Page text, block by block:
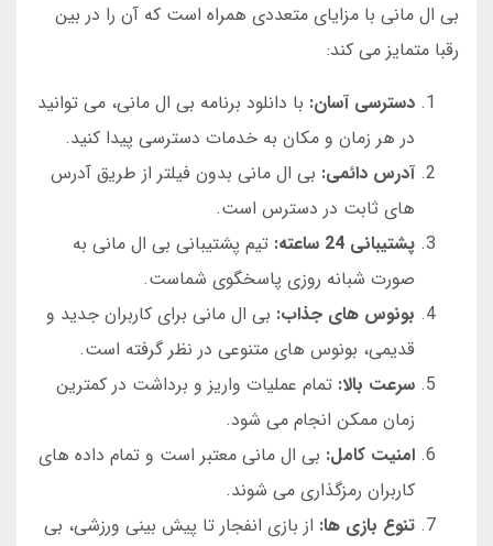
بی ال مانی با مزایای متعددی همراه است که آن را در بین
رقبا متمایز می کند:
دسترسی آسان: با دانلود برنامه بی ال مانی، می توانید
در هر زمان و مکان به خدمات دسترسی پیدا کنید.
آدرس دائمی: بی ال مانی بدون فیلتر از طریق آدرس
های ثابت در دسترس است.
پشتیبانی 24 ساعته:
تیم پشتیبانی بی ال مانی به
صورت شبانه روزی پاسخگوی شماست.
بونوس های جذاب: بی ال مانی برای کاربران جدید و
قدیمی، بونوس های متنوعی در نظر گرفته است.
سرعت بالا: تمام عملیات واریز و برداشت در کمترین
زمان ممکن انجام می شود.
امنیت کامل: بی ال مانی معتبر است و تمام داده های
کاربران رمزگذاری می شوند.
تنوع بازی ها: از بازی انفجار تا پیش بینی ورزشی، بی